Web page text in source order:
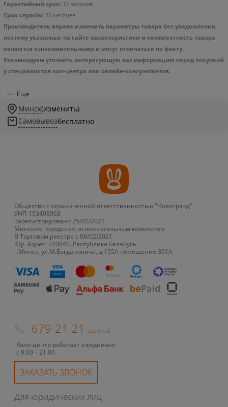
Гарантийный срок: 12 месяцев
Срок службы: 36 месяцев
Производитель вправе изменить параметры товара без уведомления,
поэтому указанные на сайте характеристики и комплектность товара
являются ознакомительными и могут отличаться по факту.
Рекомендуем уточнять интересующую вас информацию перед покупкой
у специалистов кол-центра или онлайн-консультантов.
Ёще
Минск(изменить)
Самовывозбесплатно
Общество с ограниченной ответственностью "Новотрэнд"
УНП 193498963
Зарегистрировано 25/01/2021
Минским городским исполнительным комитетом
В Торговом реестре с 08/02/2021
Юр. Адрес: 220040, Республика Беларусь
г.Минск, ул.М.Богдановича, д.155А помещение 301А
679-21-21
единый
Колл-центр работает ежедневно
с 9:00 – 21:00
ЗАКАЗАТЬ ЗВОНОК
Для юридических лиц